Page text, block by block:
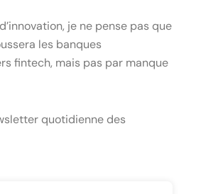
je ne pense pas que
les banques
fintech, mais pas par manque
quotidienne des